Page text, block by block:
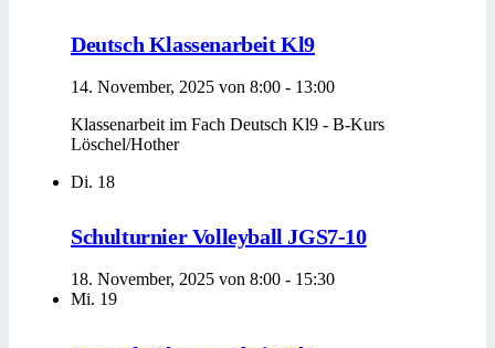
Deutsch Klassenarbeit Kl9
14. November, 2025 von 8:00 - 13:00
Klassenarbeit im Fach Deutsch Kl9 - B-Kurs
Löschel/Hother
Di. 18
Schulturnier Volleyball JGS7-10
18. November, 2025 von 8:00 - 15:30
Mi. 19